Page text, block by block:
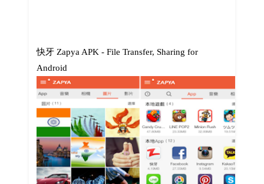
快牙 Zapya APK - File Transfer, Sharing for
Android